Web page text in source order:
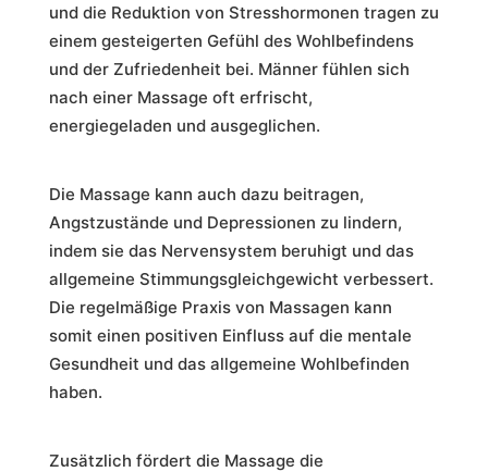
und die Reduktion von Stresshormonen tragen zu
einem gesteigerten Gefühl des Wohlbefindens
und der Zufriedenheit bei. Männer fühlen sich
nach einer Massage oft erfrischt,
energiegeladen und ausgeglichen.
Die Massage kann auch dazu beitragen,
Angstzustände und Depressionen zu lindern,
indem sie das Nervensystem beruhigt und das
allgemeine Stimmungsgleichgewicht verbessert.
Die regelmäßige Praxis von Massagen kann
somit einen positiven Einfluss auf die mentale
Gesundheit und das allgemeine Wohlbefinden
haben.
Zusätzlich fördert die Massage die